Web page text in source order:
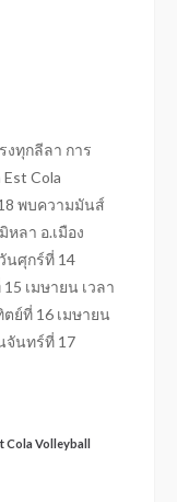
งทุกลีลา การ
Cola
พบความมันส์
ลา อ.เมือง
นศุกร์ที่ 14
เมษายน เวลา
ย์ที่ 16 เมษายน
จันทร์ที่ 17
Cola Volleyball